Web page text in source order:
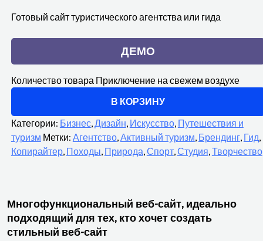
Готовый сайт туристического агентства или гида
ДЕМО
Количество товара Приключение на свежем воздухе
В КОРЗИНУ
Категории: Бизнес,Дизайн, Искусство, Путешествия и
туризм Метки: Агентство,Активный туризм, Брендинг, Гид,
Копирайтер, Походы, Природа,Спорт,Студия,Творчество
Многофункциональный веб-сайт, идеально
подходящий для тех, кто хочет создать
стильный веб-сайт